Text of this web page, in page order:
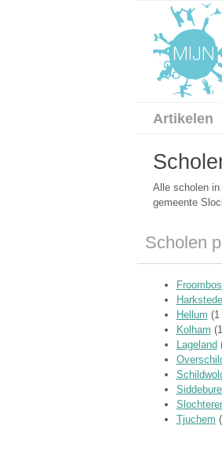
Artikelen
Alle scholen
gemeente
Scholen
Harkstede
Hellum (1
Kolham
Lageland
Tjuchem